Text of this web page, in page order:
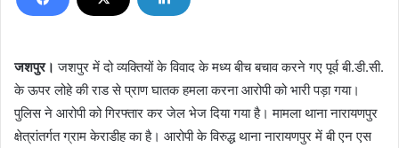
जशपुर। जशपुर में दो व्यक्तियों के विवाद के मध्य बीच बचाव करने गए पूर्व बी.डी.सी.
के ऊपर लोहे की राड से प्राण घातक हमला करना आरोपी को भारी पड़ा गया।
पुलिस ने आरोपी को गिरफ्तार कर जेल भेज दिया गया है। मामला थाना नारायणपुर
क्षेत्रांतर्गत ग्राम केराडीह का है। आरोपी के विरुद्ध थाना नारायणपुर में बी एन एस